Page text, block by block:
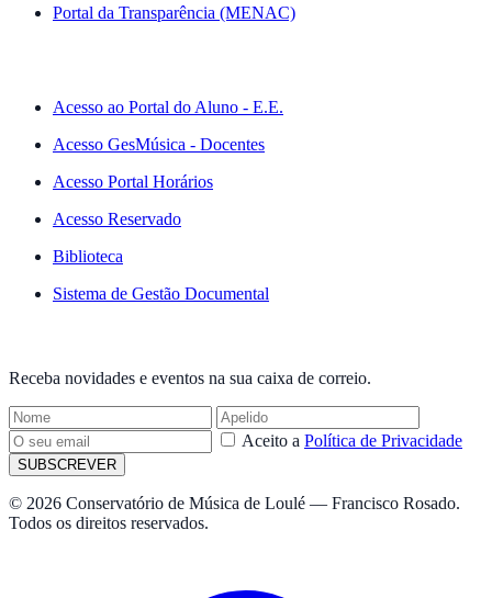
Portal da Transparência (MENAC)
Acesso ao Portal do Aluno - E.E.
Acesso GesMúsica - Docentes
Acesso Portal Horários
Acesso Reservado
Biblioteca
Sistema de Gestão Documental
Receba novidades e eventos na sua caixa de correio.
Aceito a Política de Privacidade
SUBSCREVER
© 2026 Conservatório de Música de Loulé — Francisco Rosado.
Todos os direitos reservados.